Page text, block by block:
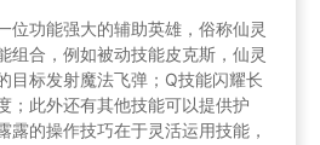
位功能强大的辅助英雄，俗称仙灵
组合，例如被动技能皮克斯，仙灵
目标发射魔法飞弹；Q技能闪耀长
；此外还有其他技能可以提供护
露的操作技巧在于灵活运用技能，